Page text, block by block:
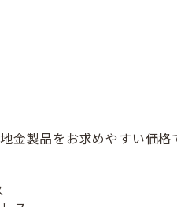
金製品をお求めやすい価格